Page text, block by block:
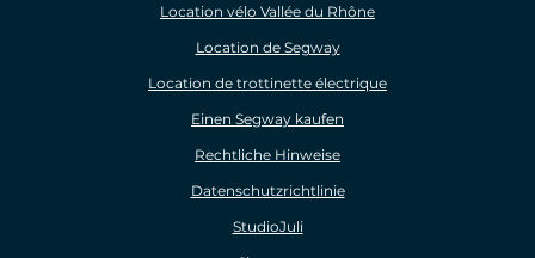
Location vélo Vallée du Rhône
Location de Segway
Location de trottinette électrique
Einen Segway kaufen
Rechtliche Hinweise
Datenschutzrichtlinie
StudioJuli